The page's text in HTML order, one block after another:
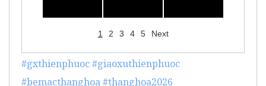
1 2 3 4 5 Next
#gxthienphuoc#giaoxuthienphuoc
#bemacthanghoa#thanghoa2026